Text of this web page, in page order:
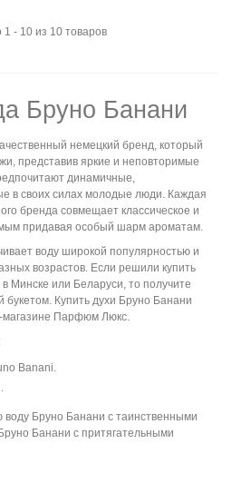
1 - 10 из 10 товаров
Бруно Банани
немецкий бренд, который
представив яркие и неповторимые
динамичные,
в своих силах молодые люди. Каждая
бренда совмещает классическое и
придавая особый шарм ароматам.
воду широкой популярностью и
возрастов. Если решили купить
Минске или Беларуси, то получите
букетом. Купить духи Бруно Банани
магазине Парфюм Люкс.
Banani.
Бруно Банани с таинственными
Банани с притягательными